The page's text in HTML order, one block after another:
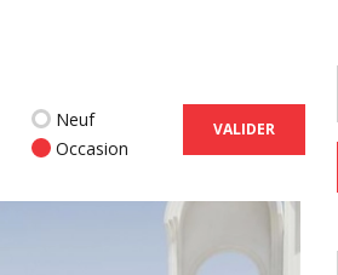
Neuf
Occasion
VALIDER